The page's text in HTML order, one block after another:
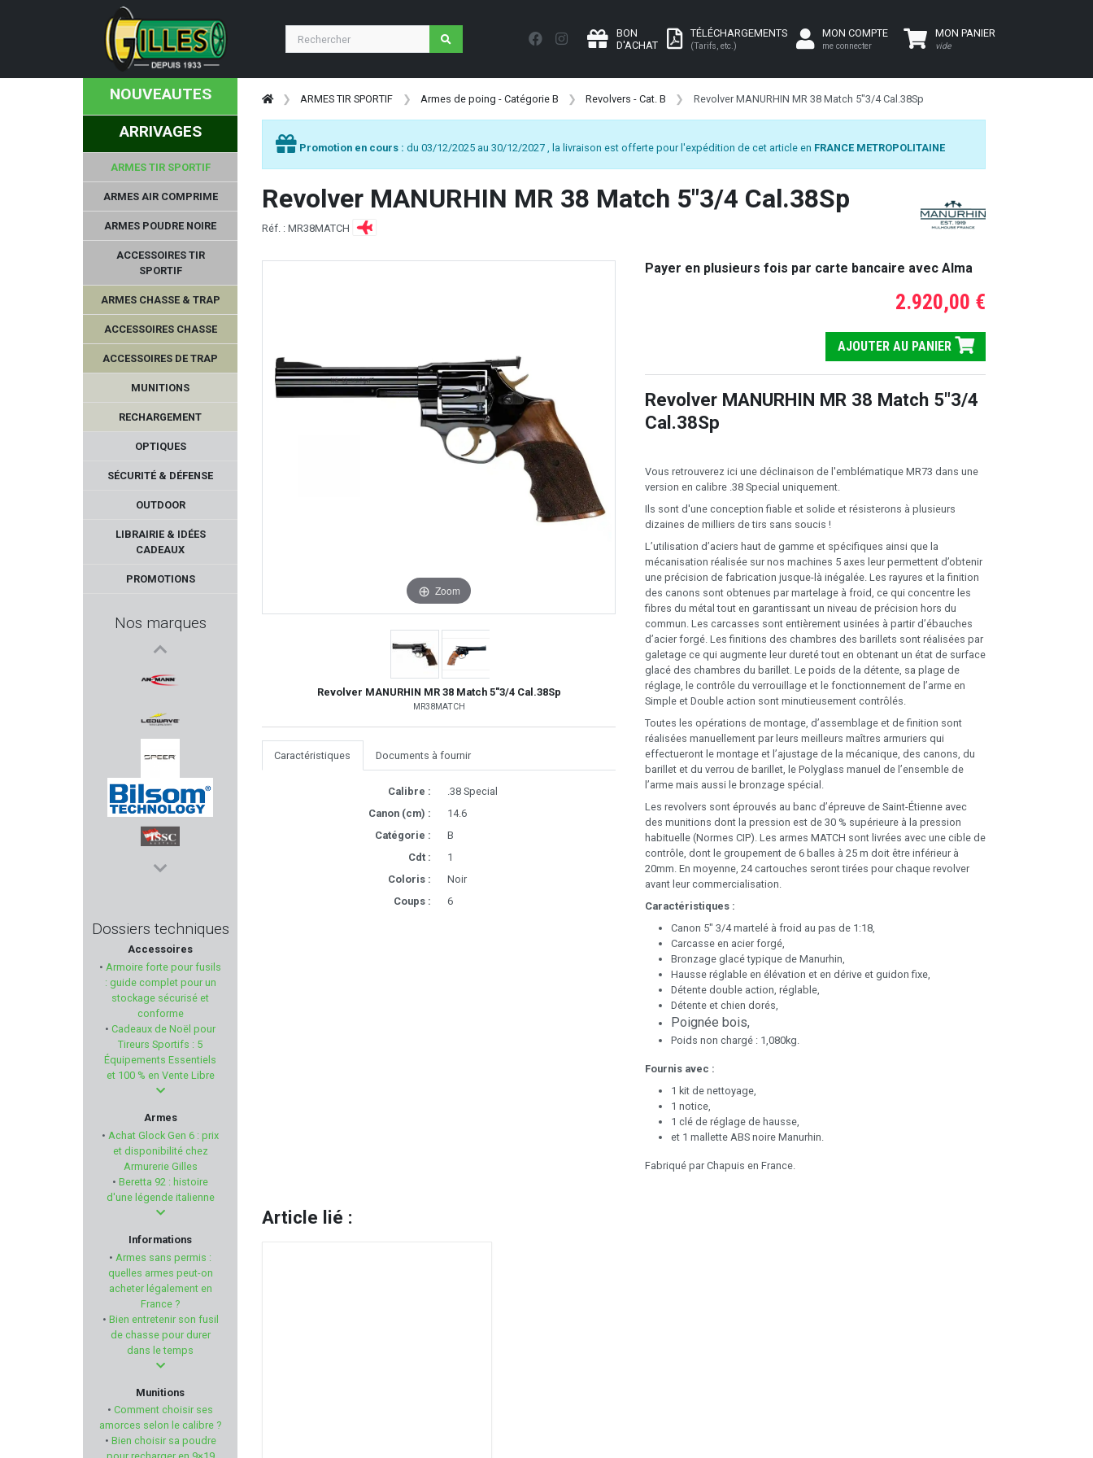
BON
D'ACHAT
TÉLÉCHARGEMENTS
(Tarifs, etc.)
MON COMPTE
me connecter
MON PANIER
vide
NOUVEAUTES
ARRIVAGES
ARMES TIR SPORTIF
ARMES AIR COMPRIME
ARMES POUDRE NOIRE
ACCESSOIRES TIR
SPORTIF
ARMES CHASSE & TRAP
ACCESSOIRES CHASSE
ACCESSOIRES DE TRAP
MUNITIONS
RECHARGEMENT
OPTIQUES
SÉCURITÉ & DÉFENSE
OUTDOOR
LIBRAIRIE & IDÉES
CADEAUX
PROMOTIONS
Nos marques
HS PRODUKT
ANSMANN
LEDWAVE
SPEER
BILSOM TECHNOLOGY
ISSC Austria
RIETTI
CUDEMAN
BUL ARMORY
KUSTERMANN
K25
DORR
REOLINK
KIMBER
DPM SYSTEMS
CMMG
Dossiers techniques
Accessoires
• Armoire forte pour fusils
: guide complet pour un
stockage sécurisé et
conforme
• Cadeaux de Noël pour
Tireurs Sportifs : 5
Équipements Essentiels
et 100 % en Vente Libre
Armes
• Achat Glock Gen 6 : prix
et disponibilité chez
Armurerie Gilles
• Beretta 92 : histoire
d'une légende italienne
Informations
• Armes sans permis :
quelles armes peut-on
acheter légalement en
France ?
• Bien entretenir son fusil
de chasse pour durer
dans le temps
Munitions
• Comment choisir ses
amorces selon le calibre ?
• Bien choisir sa poudre
ARMES TIR SPORTIF Armes de poing - Catégorie B Revolvers - Cat. B Revolver MANURHIN MR 38 Match 5"3/4 Cal.38Sp
Promotion en cours : du 03/12/2025 au 30/12/2027 , la livraison est offerte pour l'expédition de cet article en FRANCE METROPOLITAINE
Revolver MANURHIN MR 38 Match 5"3/4 Cal.38Sp
Réf. : MR38MATCH
Zoom
Revolver MANURHIN MR 38 Match 5"3/4 Cal.38Sp
MR38MATCH
Caractéristiques Documents à fournir
Calibre :
.38 Special
Canon (cm) :
14.6
Catégorie :
B
Cdt :
1
Coloris :
Noir
Coups :
6
Payer en plusieurs fois par carte bancaire avec Alma
2.920,00 €
AJOUTER AU PANIER
Revolver MANURHIN MR 38 Match 5"3/4
Cal.38Sp
Vous retrouverez ici une déclinaison de l'emblématique MR73 dans une
version en calibre .38 Special uniquement.
Ils sont d'une conception fiable et solide et résisterons à plusieurs
dizaines de milliers de tirs sans soucis !
L’utilisation d’aciers haut de gamme et spécifiques ainsi que la
mécanisation réalisée sur nos machines 5 axes leur permettent d’obtenir
une précision de fabrication jusque-là inégalée. Les rayures et la finition
des canons sont obtenues par martelage à froid, ce qui concentre les
fibres du métal tout en garantissant un niveau de précision hors du
commun. Les carcasses sont entièrement usinées à partir d’ébauches
d’acier forgé. Les finitions des chambres des barillets sont réalisées par
galetage ce qui augmente leur dureté tout en obtenant un état de surface
glacé des chambres du barillet. Le poids de la détente, sa plage de
réglage, le contrôle du verrouillage et le fonctionnement de l’arme en
Simple et Double action sont minutieusement contrôlés.
Toutes les opérations de montage, d’assemblage et de finition sont
réalisées manuellement par leurs meilleurs maîtres armuriers qui
effectueront le montage et l’ajustage de la mécanique, des canons, du
barillet et du verrou de barillet, le Polyglass manuel de l’ensemble de
l’arme mais aussi le bronzage spécial.
Les revolvers sont éprouvés au banc d’épreuve de Saint-Étienne avec
des munitions dont la pression est de 30 % supérieure à la pression
habituelle (Normes CIP). Les armes MATCH sont livrées avec une cible de
contrôle, dont le groupement de 6 balles à 25 m doit être inférieur à
20mm. En moyenne, 24 cartouches seront tirées pour chaque revolver
avant leur commercialisation.
Caractéristiques :
Canon 5" 3/4 martelé à froid au pas de 1:18,
Carcasse en acier forgé,
Bronzage glacé typique de Manurhin,
Hausse réglable en élévation et en dérive et guidon fixe,
Détente double action, réglable,
Détente et chien dorés,
Poignée bois,
Poids non chargé : 1,080kg.
Fournis avec :
1 kit de nettoyage,
1 notice,
1 clé de réglage de hausse,
et 1 mallette ABS noire Manurhin.
Fabriqué par Chapuis en France.
Article lié :